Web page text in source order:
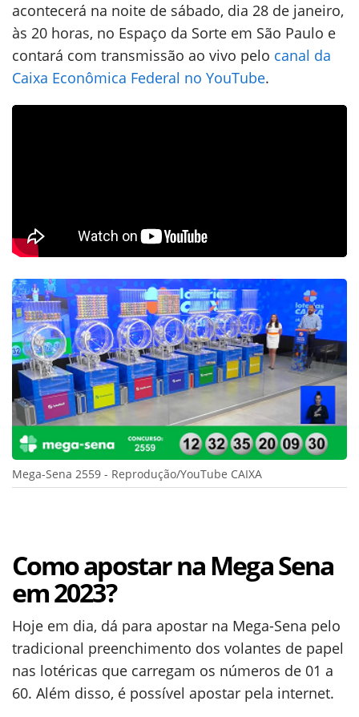
acontecerá na noite de sábado, dia 28 de janeiro,
às 20 horas, no Espaço da Sorte em São Paulo e
contará com transmissão ao vivo pelo canal da
Caixa Econômica Federal no YouTube.
Mega-Sena 2559 - Reprodução/YouTube CAIXA
Como apostar na Mega Sena
em 2023?
Hoje em dia, dá para apostar na Mega-Sena pelo
tradicional preenchimento dos volantes de papel
nas lotéricas que carregam os números de 01 a
60. Além disso, é possível apostar pela internet.